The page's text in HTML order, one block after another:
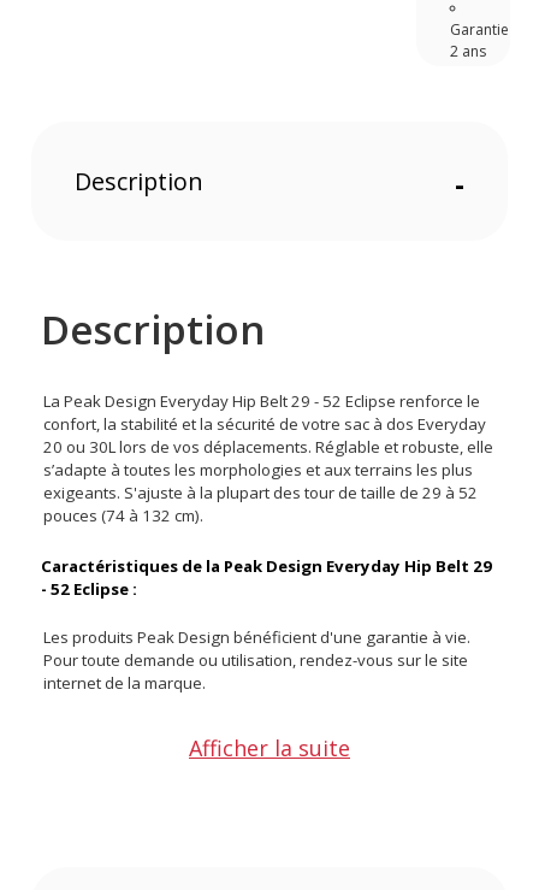
Garantie
2 ans
Description -
Description
La Peak Design Everyday Hip Belt 29 - 52 Eclipse renforce le
confort, la stabilité et la sécurité de votre sac à dos Everyday
20 ou 30L lors de vos déplacements. Réglable et robuste, elle
s’adapte à toutes les morphologies et aux terrains les plus
exigeants. S'ajuste à la plupart des tour de taille de 29 à 52
pouces (74 à 132 cm).
Caractéristiques de la Peak Design Everyday Hip Belt 29
- 52 Eclipse :
Les produits Peak Design bénéficient d'une garantie à vie.
Pour toute demande ou utilisation, rendez-vous sur le site
internet de la marque.
Compatibilité : sacs à dos Peak Design Everyday et Everyday
Afficher la suite